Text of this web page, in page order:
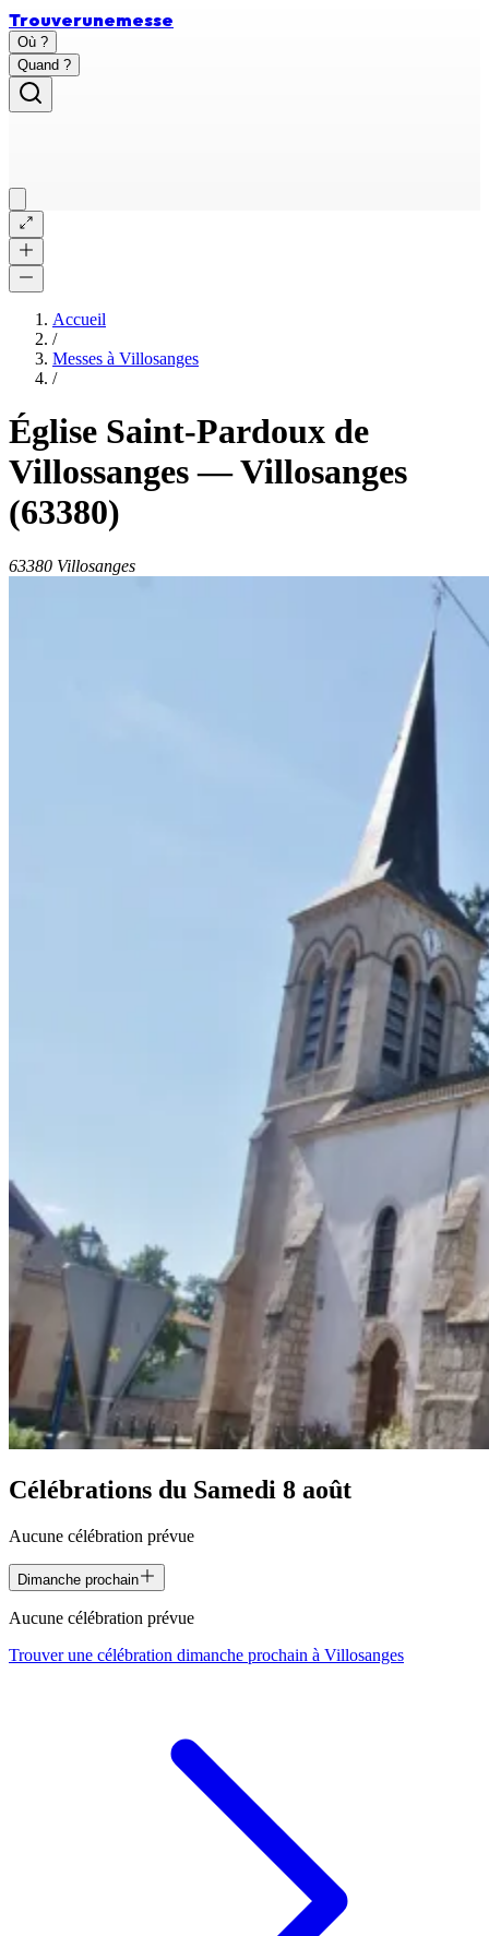
Trouverunemesse
Où ?
Quand ?
Accueil
/
Messes à Villosanges
/
Église Saint-Pardoux de
Villossanges—Villosanges
(63380)
63380 Villosanges
Célébrations du Samedi 8 août
Aucune célébration prévue
Dimanche prochain
Aucune célébration prévue
Trouver une célébration dimanche prochain à Villosanges